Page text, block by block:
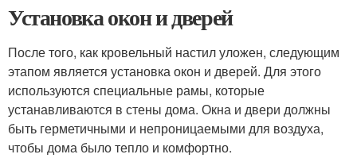
Установка окон и дверей
После того, как кровельный настил уложен, следующим
этапом является установка окон и дверей. Для этого
используются специальные рамы, которые
устанавливаются в стены дома. Окна и двери должны
быть герметичными и непроницаемыми для воздуха,
чтобы дома было тепло и комфортно.